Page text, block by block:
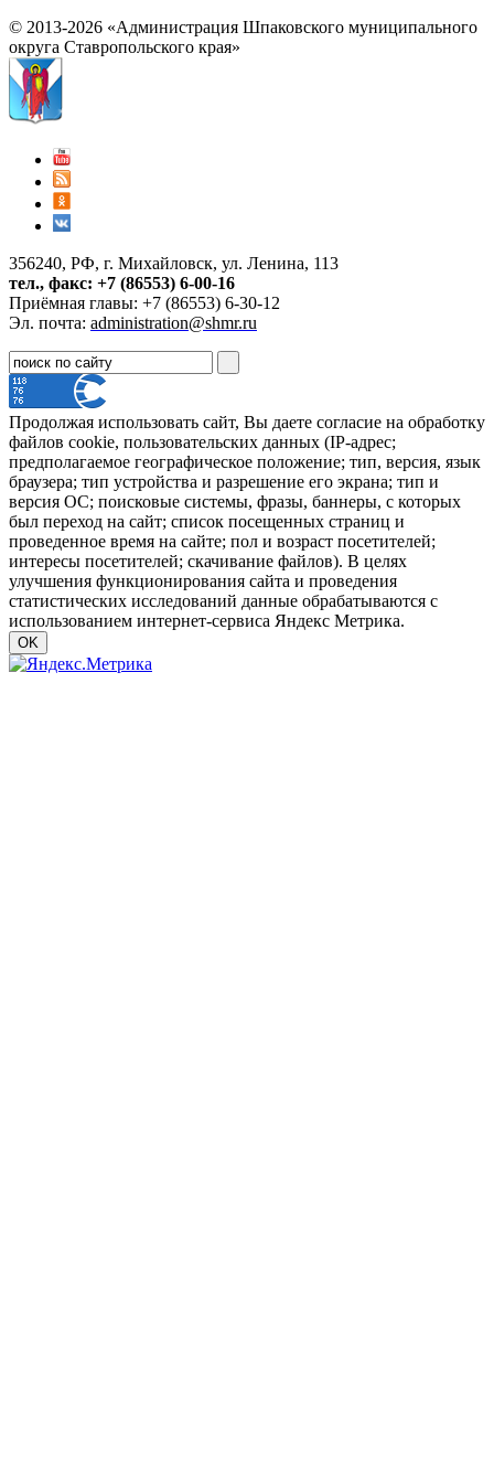
© 2013-2026 «Администрация Шпаковского муниципального
округа Ставропольского края»
356240, РФ, г. Михайловск, ул. Ленина, 113
тел., факс: +7 (86553) 6-00-16
Приёмная главы: +7 (86553) 6-30-12
Эл. почта: administration@shmr.ru
Продолжая использовать сайт, Вы даете согласие на обработку
файлов cookie, пользовательских данных (IP-адрес;
предполагаемое географическое положение; тип, версия, язык
браузера; тип устройства и разрешение его экрана; тип и
версия ОС; поисковые системы, фразы, баннеры, с которых
был переход на сайт; список посещенных страниц и
проведенное время на сайте; пол и возраст посетителей;
интересы посетителей; скачивание файлов). В целях
улучшения функционирования сайта и проведения
статистических исследований данные обрабатываются с
использованием интернет-сервиса Яндекс Метрика.
OK